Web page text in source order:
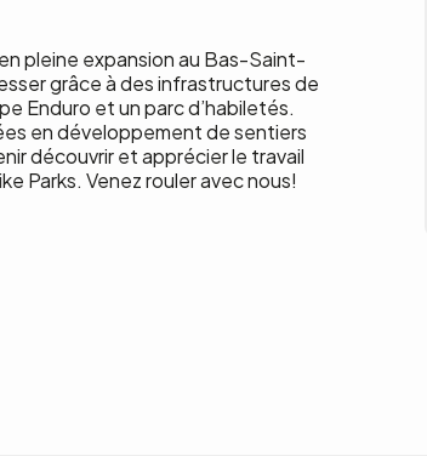
pleine expansion au Bas-Saint-
grâce à des infrastructures de
Enduro et un parc d’habiletés.
en développement de sentiers
découvrir et apprécier le travail
Parks. Venez rouler avec nous!